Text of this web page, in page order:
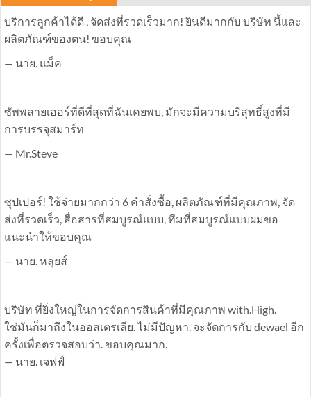
บริการลูกค้าได้ดี , จัดส่งที่รวดเร็วมาก! ยินดีมากกับ บริษัท นี้และ
ผลิตภัณฑ์ของตน! ขอบคุณ
— นาย. แม็ค
ซัพพลายเออร์ที่ดีที่สุดที่ฉันเคยพบ, มักจะมีความบริสุทธิ์สูงที่มี
การบรรจุสมาร์ท
— Mr.Steve
ซุปเปอร์! ใช้จ่ายมากกว่า 6 คำสั่งซื้อ, ผลิตภัณฑ์ที่มีคุณภาพ, จัด
ส่งที่รวดเร็ว, สื่อสารที่สมบูรณ์แบบ, ทีมที่สมบูรณ์แบบผมขอ
แนะนำให้ขอบคุณ
— นาย. หลุยส์
บริษัท ที่ยิ่งใหญ่ในการจัดการสินค้าที่มีคุณภาพ with.High.
ใช่มันก็มาถึงในออสเตรเลีย. ไม่มีปัญหา. จะจัดการกับ dewael อีก
ครั้งเพื่อตรวจสอบว่า. ขอบคุณมาก.
— นาย. เจฟฟ์